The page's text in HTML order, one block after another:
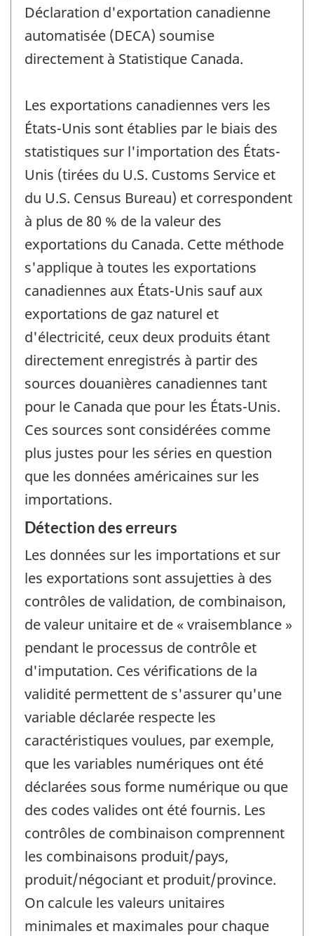
Déclaration d'exportation canadienne
automatisée (DECA) soumise
directement à Statistique Canada.
Les exportations canadiennes vers les
États-Unis sont établies par le biais des
statistiques sur l'importation des États-
Unis (tirées du U.S. Customs Service et
du U.S. Census Bureau) et correspondent
à plus de 80 % de la valeur des
exportations du Canada. Cette méthode
s'applique à toutes les exportations
canadiennes aux États-Unis sauf aux
exportations de gaz naturel et
d'électricité, ceux deux produits étant
directement enregistrés à partir des
sources douanières canadiennes tant
pour le Canada que pour les États-Unis.
Ces sources sont considérées comme
plus justes pour les séries en question
que les données américaines sur les
importations.
Détection des erreurs
Les données sur les importations et sur
les exportations sont assujetties à des
contrôles de validation, de combinaison,
de valeur unitaire et de « vraisemblance »
pendant le processus de contrôle et
d'imputation. Ces vérifications de la
validité permettent de s'assurer qu'une
variable déclarée respecte les
caractéristiques voulues, par exemple,
que les variables numériques ont été
déclarées sous forme numérique ou que
des codes valides ont été fournis. Les
contrôles de combinaison comprennent
les combinaisons produit/pays,
produit/négociant et produit/province.
On calcule les valeurs unitaires
minimales et maximales pour chaque